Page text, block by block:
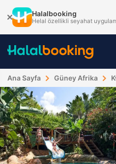
Halalbooking
Helal özellikli seyahat
Ana Sayfa Güney Afrika